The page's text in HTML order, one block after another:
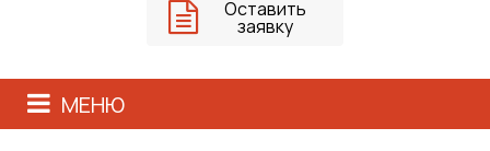
Оставить
заявку
МЕНЮ